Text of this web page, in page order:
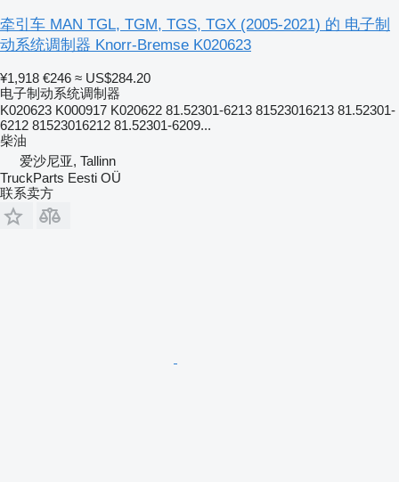
牵引车 MAN TGL, TGM, TGS, TGX (2005-2021) 的 电子制
动系统调制器 Knorr-Bremse K020623
¥1,918 €246 ≈ US$284.20
电子制动系统调制器
K020623 K000917 K020622 81.52301-6213 81523016213 81.52301-
6212 81523016212 81.52301-6209...
柴油
爱沙尼亚, Tallinn
TruckParts Eesti OÜ
联系卖方